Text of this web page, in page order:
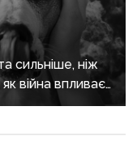
сильніше, ніж
війна впливає